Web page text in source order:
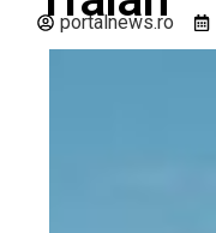
portalnews.ro